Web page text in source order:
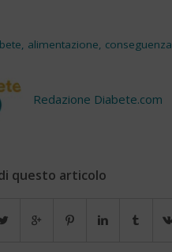
, alimentazione, conseguenza
Redazione Diabete.com
questo articolo